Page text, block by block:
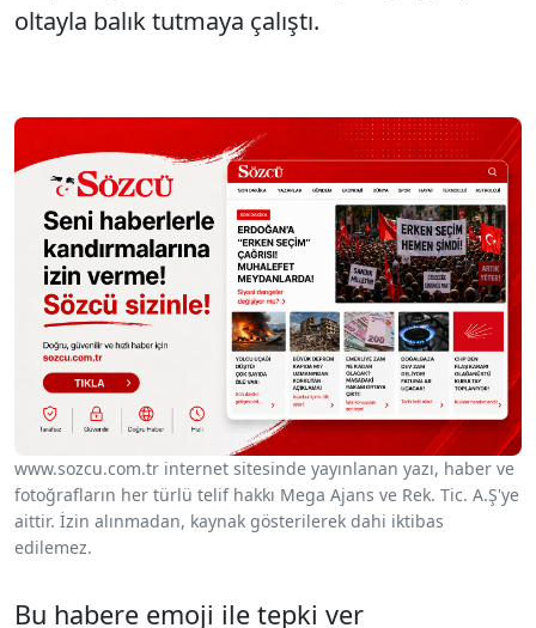
oltayla balık tutmaya çalıştı.
www.sozcu.com.tr internet sitesinde yayınlanan yazı, haber ve
fotoğrafların her türlü telif hakkı Mega Ajans ve Rek. Tic. A.Ş'ye
aittir. İzin alınmadan, kaynak gösterilerek dahi iktibas
edilemez.
Bu habere emoji ile tepki ver